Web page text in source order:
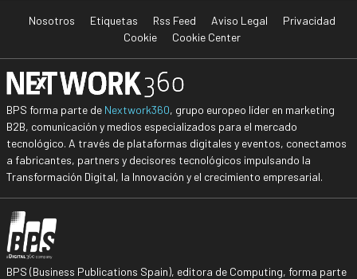
Nosotros Etiquetas Rss Feed Aviso Legal
Privacidad
Cookie
Cookie Center
BPS forma parte de Nextwork360, grupo europeo líder en marketing
B2B, comunicación y medios especializados para el mercado
tecnológico. A través de plataformas digitales y eventos, conectamos
a fabricantes, partners y decisores tecnológicos impulsando la
Transformación Digital, la Innovación y el crecimiento empresarial.
BPS (Business Publications Spain), editora de Computing, forma parte